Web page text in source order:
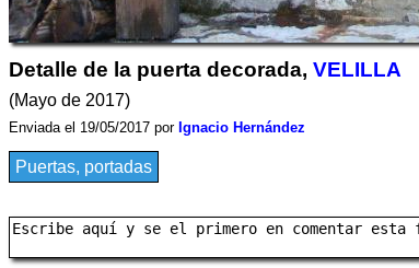
Detalle de la puerta decorada, VELILLA
(Mayo de 2017)
Enviada el 19/05/2017 por Ignacio Hernández
Puertas, portadas